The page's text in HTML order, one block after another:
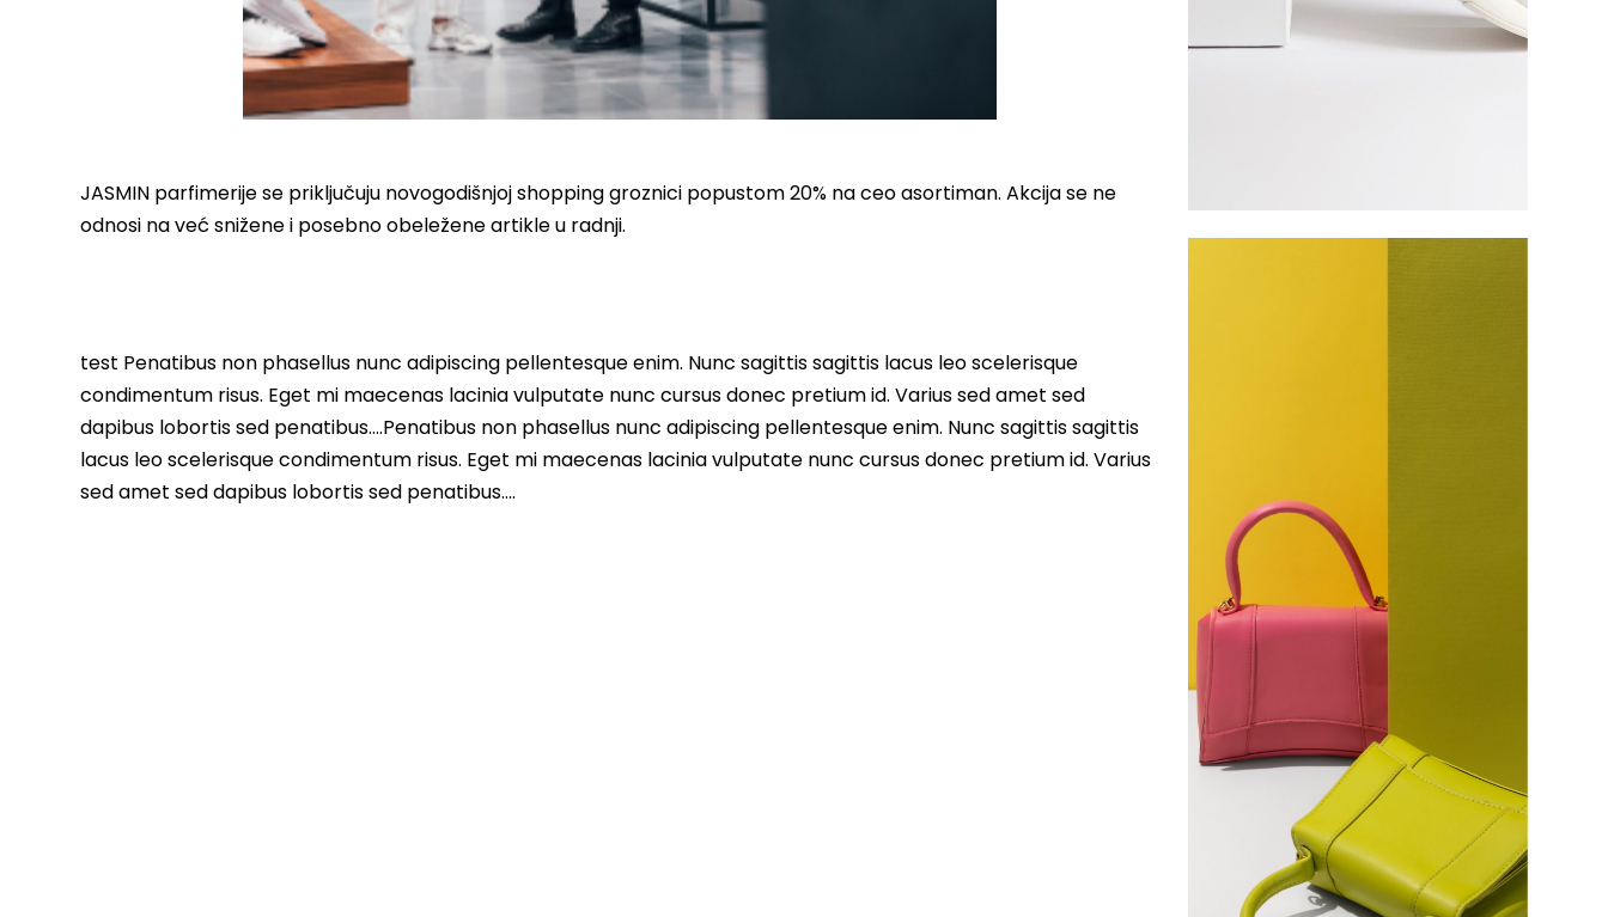
JASMIN parfimerije se priključuju novogodišnjoj shopping groznici popustom 20% na ceo asortiman. Akcija se ne
odnosi na već snižene i posebno obeležene artikle u radnji.
test Penatibus non phasellus nunc adipiscing pellentesque enim. Nunc sagittis sagittis lacus leo scelerisque
condimentum risus. Eget mi maecenas lacinia vulputate nunc cursus donec pretium id. Varius sed amet sed
dapibus lobortis sed penatibus….Penatibus non phasellus nunc adipiscing pellentesque enim. Nunc sagittis sagittis
lacus leo scelerisque condimentum risus. Eget mi maecenas lacinia vulputate nunc cursus donec pretium id. Varius
sed amet sed dapibus lobortis sed penatibus….